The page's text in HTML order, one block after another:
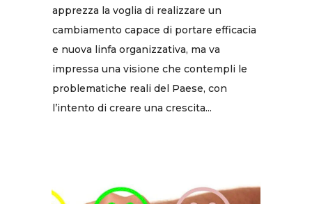
apprezza la voglia di realizzare un
cambiamento capace di portare efficacia
e nuova linfa organizzativa, ma va
impressa una visione che contempli le
problematiche reali del Paese, con
l’intento di creare una crescita...